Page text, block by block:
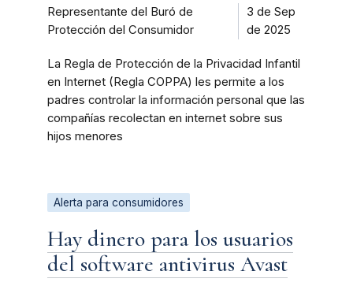
Representante del Buró de
Protección del Consumidor
3 de Sep
de 2025
La Regla de Protección de la Privacidad Infantil
en Internet (Regla COPPA) les permite a los
padres controlar la información personal que las
compañías recolectan en internet sobre sus
hijos menores
Alerta para consumidores
Hay dinero para los usuarios
del software antivirus Avast